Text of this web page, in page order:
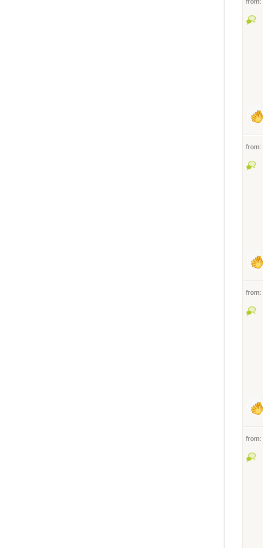
from:
from:
from: